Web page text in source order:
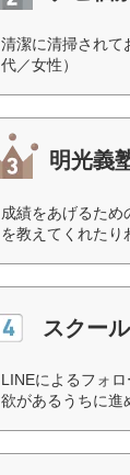
清潔に清掃されて
代／女性）
明光義
成績をあげるため
を教えてくれたり
スクー
LINEによるフォ
欲があるうちに進